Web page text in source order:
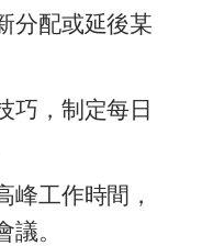
分配或延後某
巧，制定每日
峰工作時間，
。